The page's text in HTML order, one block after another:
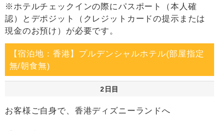
※ホテルチェックインの際にパスポート（本人確
認）とデポジット（クレジットカードの提示または
現金のお預け）が必要です。
【宿泊地：香港】プルデンシャルホテル(部屋指定
無/朝食無)
2日目
お客様ご自身で、香港ディズニーランドへ